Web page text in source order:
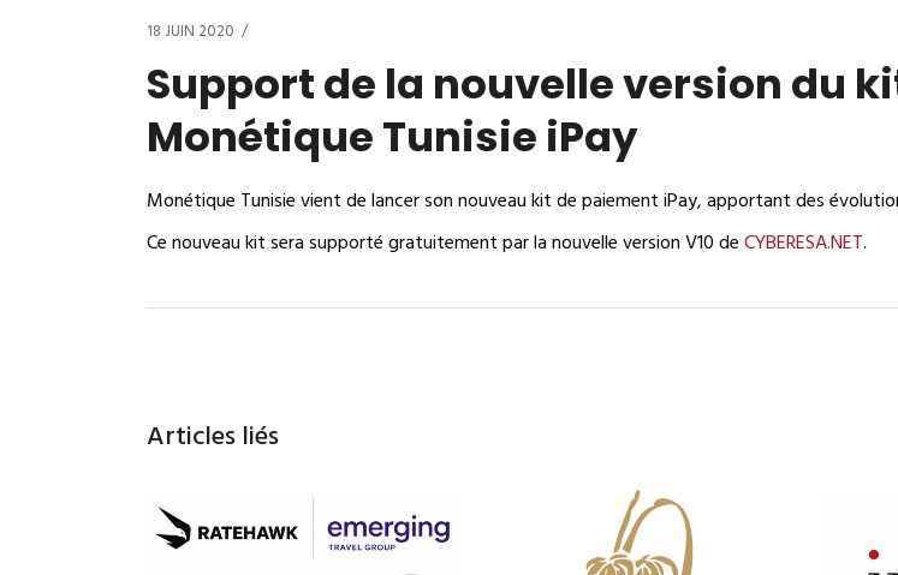
18 JUIN 2020
Support de la nouvelle version du
Monétique Tunisie iPay
Monétique Tunisie vient de lancer son nouveau kit de paiement iPay, apportant des
Ce nouveau kit sera supporté gratuitement par la nouvelle version V10 deCYBERESA.NET.
Articles liés